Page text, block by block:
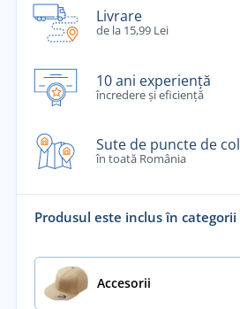
Livrare
de la 15,99 Lei
10 ani experiență
încredere și eficiență
Sute de puncte de
în toată România
Produsul este inclus în categorii
Accesorii